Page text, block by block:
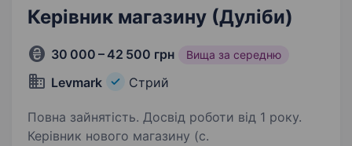
Керівник магазину (Дуліби)
30 000 – 42 500 грн Вища за середню
Levmark Стрий
Повна зайнятість. Досвід роботи від 1 року.
Керівник нового магазину (с.